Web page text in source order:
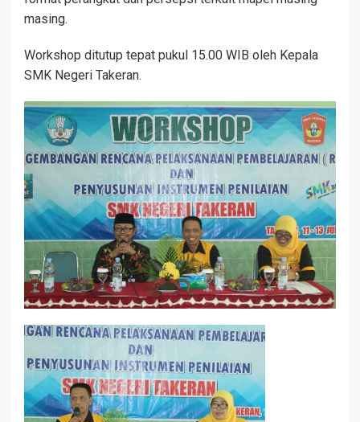
masing.
Workshop ditutup tepat pukul 15.00 WIB oleh Kepala
SMK Negeri Takeran.